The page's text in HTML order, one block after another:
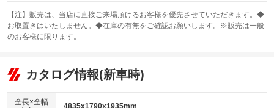
：装備なし
サンルーフ
：装備なし ABS
リフトアップ
：装備あり
：装備なし
カーナビ
：装備なし
TV
：装備なし
ビジュアル
：装備なし
：装備あり
【注】販売は、当店に直接ご来場頂けるお客様を優先させていただきます。◆
お取置きはいたしません。◆在庫の有無をご確認お願いします。※販売は一般
のお客様に限ります。
カタログ情報(新車時)
全長×全幅
4835x1790x1935mm